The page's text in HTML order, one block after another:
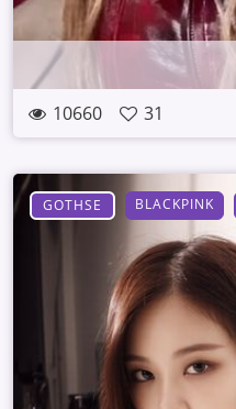
10660 31
GOTHSE BLACKPINK